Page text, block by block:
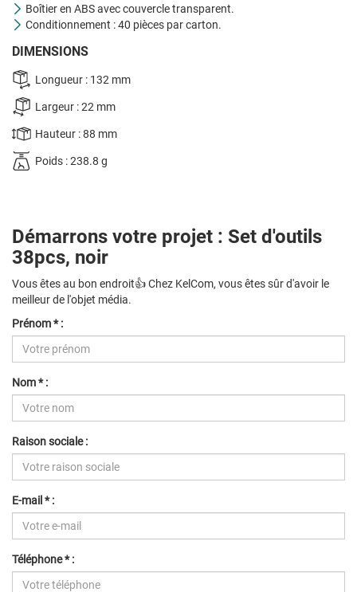
Boîtier en ABS avec couvercle transparent.
Conditionnement : 40 pièces par carton.
DIMENSIONS
Longueur : 132 mm
Largeur : 22 mm
Hauteur : 88 mm
Poids : 238.8 g
Démarrons votre projet : Set d'outils
38pcs, noir
Vous êtes au bon endroit👍 Chez KelCom, vous êtes sûr d'avoir le
meilleur de l'objet média.
Prénom * :
Nom * :
Raison sociale :
E-mail * :
Téléphone * :